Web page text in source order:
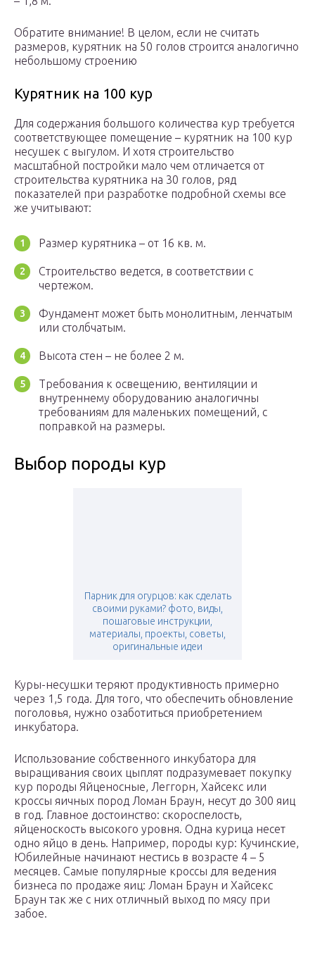
Обратите внимание! В целом, если не считать
размеров, курятник на 50 голов строится аналогично
небольшому строению
Курятник на 100 кур
Для содержания большого количества кур требуется
соответствующее помещение – курятник на 100 кур
несушек с выгулом. И хотя строительство
масштабной постройки мало чем отличается от
строительства курятника на 30 голов, ряд
показателей при разработке подробной схемы все
же учитывают:
Размер курятника – от 16 кв. м.
Строительство ведется, в соответствии с
чертежом.
Фундамент может быть монолитным, ленчатым
или столбчатым.
Высота стен – не более 2 м.
Требования к освещению, вентиляции и
внутреннему оборудованию аналогичны
требованиям для маленьких помещений, с
поправкой на размеры.
Выбор породы кур
Парник для огурцов: как сделать
своими руками? фото, виды,
пошаговые инструкции,
материалы, проекты, советы,
оригинальные идеи
Куры-несушки теряют продуктивность примерно
через 1,5 года. Для того, что обеспечить обновление
поголовья, нужно озаботиться приобретением
инкубатора.
Использование собственного инкубатора для
выращивания своих цыплят подразумевает покупку
кур породы Яйценосные, Леггорн, Хайсекс или
кроссы яичных пород Ломан Браун, несут до 300 яиц
в год. Главное достоинство: скороспелость,
яйценоскость высокого уровня. Одна курица несет
одно яйцо в день. Например, породы кур: Кучинские,
Юбилейные начинают нестись в возрасте 4 – 5
месяцев. Самые популярные кроссы для ведения
бизнеса по продаже яиц: Ломан Браун и Хайсекс
Браун так же с них отличный выход по мясу при
забое.